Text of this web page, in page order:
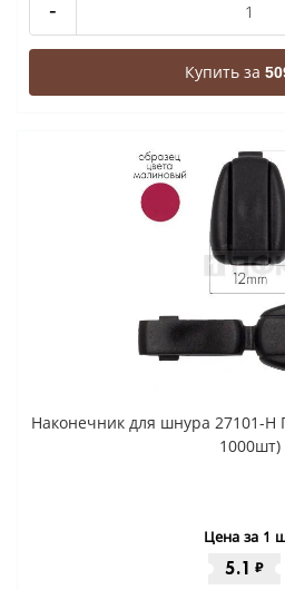
-
Купить за
Наконечник для шнура 27101-
1000шт)
Цена за 1
5.1 ₽